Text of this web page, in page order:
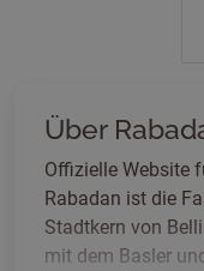
Über
Offizielle Website
Rabadan ist die
Stadtkern von
mit dem Basler